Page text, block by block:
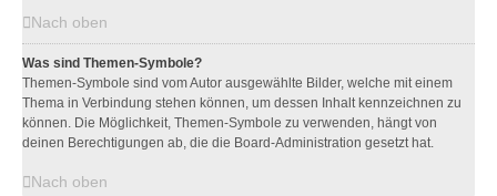
Nach oben
Was sind Themen-Symbole?
Themen-Symbole sind vom Autor ausgewählte Bilder, welche mit einem
Thema in Verbindung stehen können, um dessen Inhalt kennzeichnen zu
können. Die Möglichkeit, Themen-Symbole zu verwenden, hängt von
deinen Berechtigungen ab, die die Board-Administration gesetzt hat.
Nach oben